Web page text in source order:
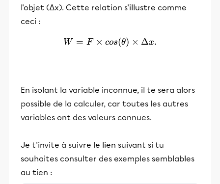
l'objet (∆x). Cette relation s'illustre comme
ceci :
W = F\times cos
W = F × cos(θ) × Δx.
En isolant la variable inconnue, il te sera alors
possible de la calculer, car toutes les autres
variables ont des valeurs connues.
Je t'invite à suivre le lien suivant si tu
souhaites consulter des exemples semblables
au tien :